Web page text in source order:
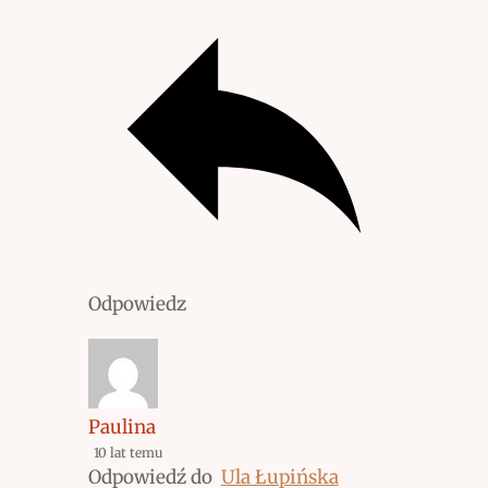
Odpowiedz
Paulina
10 lat temu
Odpowiedź do Ula Łupińska